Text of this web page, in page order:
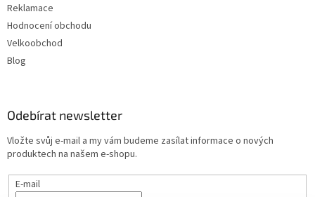
Reklamace
Hodnocení obchodu
Velkoobchod
Blog
Odebírat newsletter
Vložte svůj e-mail a my vám budeme zasílat informace o nových
produktech na našem e-shopu.
E-mail